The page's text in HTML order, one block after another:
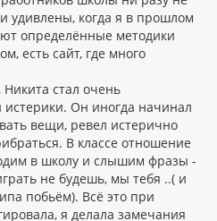
удивлены, когда я в прошлом
определённые методики
есть сайт, где много
стал очень
Он иногда начинал
вещи, ревел истерично
В классе отношение
в школу и слышим фразы -
не будешь, мы тебя ..( и
побьём). Всё это при
я делала замечания